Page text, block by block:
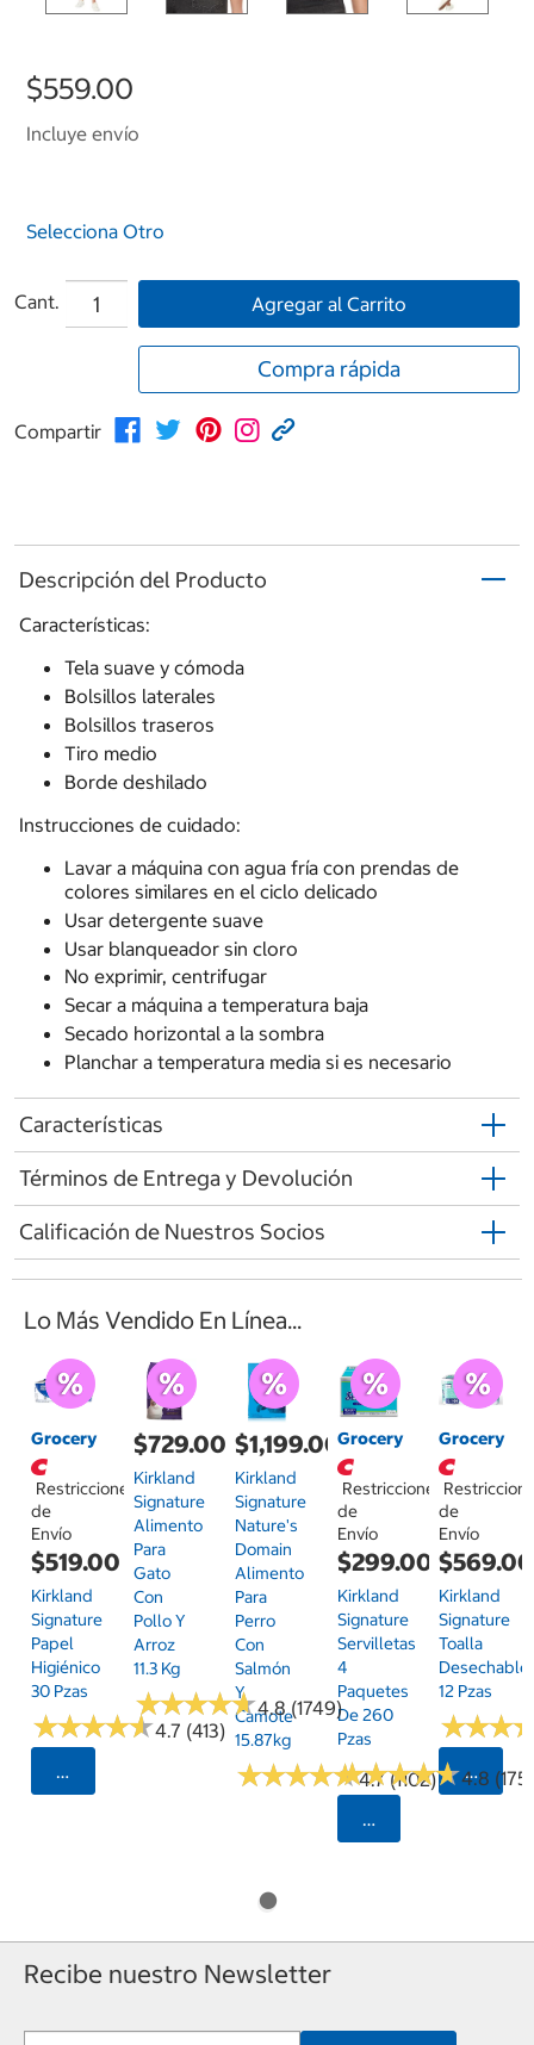
$559.00
Incluye envío
Selecciona Otro
Cant. Agregar al Carrito
Compra rápida
Compartir
Descripción del Producto
Características:
Tela suave y cómoda
Bolsillos laterales
Bolsillos traseros
Tiro medio
Borde deshilado
Instrucciones de cuidado:
Lavar a máquina con agua fría con prendas de
colores similares en el ciclo delicado
Usar detergente suave
Usar blanqueador sin cloro
No exprimir, centrifugar
Secar a máquina a temperatura baja
Secado horizontal a la sombra
Planchar a temperatura media si es necesario
Características
Términos de Entrega y Devolución
Calificación de Nuestros Socios
Lo Más Vendido En Línea...
Grocery
Restricciones
de
Envío
$519.00
Kirkland
Signature
Papel
Higiénico
30 Pzas
★★★★★
★★★★★4.7 (413)
Seleccionar Código Postal
$729.00
Kirkland
Signature
Alimento
Para
Gato
Con
Pollo Y
Arroz
11.3 Kg
★★★★★
★★★★★4.8 (1749)
$1,199.00
Kirkland
Signature
Nature's
Domain
Alimento
Para
Perro
Con
Salmón
Y
Camote
15.87kg
★★★★★
★★★★★4.7 (1102)
Grocery
Restricciones
de
Envío
$299.00
Kirkland
Signature
Servilletas
4
Paquetes
De 260
Pzas
★★★★★
★★★★★4.8 (175)
Seleccionar
Grocery
de
Envío
$569.00
Kirkland
Signature
Toalla
Desechable
12 Pzas
★★★
★★★
Recibe nuestro Newsletter